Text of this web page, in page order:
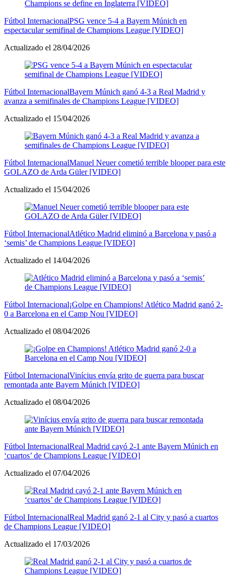
Fútbol InternacionalPSG vence 5-4 a Bayern Múnich en
espectacular semifinal de Champions League [VIDEO]
Actualizado el 28/04/2026
Fútbol InternacionalBayern Múnich ganó 4-3 a Real Madrid y
avanza a semifinales de Champions League [VIDEO]
Actualizado el 15/04/2026
Fútbol InternacionalManuel Neuer cometió terrible blooper para este
GOLAZO de Arda Güler [VIDEO]
Actualizado el 15/04/2026
Fútbol InternacionalAtlético Madrid eliminó a Barcelona y pasó a
‘semis’ de Champions League [VIDEO]
Actualizado el 14/04/2026
Fútbol Internacional¡Golpe en Champions! Atlético Madrid ganó 2-
0 a Barcelona en el Camp Nou [VIDEO]
Actualizado el 08/04/2026
Fútbol InternacionalVinícius envía grito de guerra para buscar
remontada ante Bayern Múnich [VIDEO]
Actualizado el 08/04/2026
Fútbol InternacionalReal Madrid cayó 2-1 ante Bayern Múnich en
‘cuartos’ de Champions League [VIDEO]
Actualizado el 07/04/2026
Fútbol InternacionalReal Madrid ganó 2-1 al City y pasó a cuartos
de Champions League [VIDEO]
Actualizado el 17/03/2026